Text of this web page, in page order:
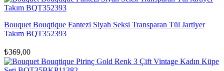
Bouquet Bouqtique Fantezi Siyah Seksi Transparan Tül Jartiyer
Takım BQT352393
₺369,00